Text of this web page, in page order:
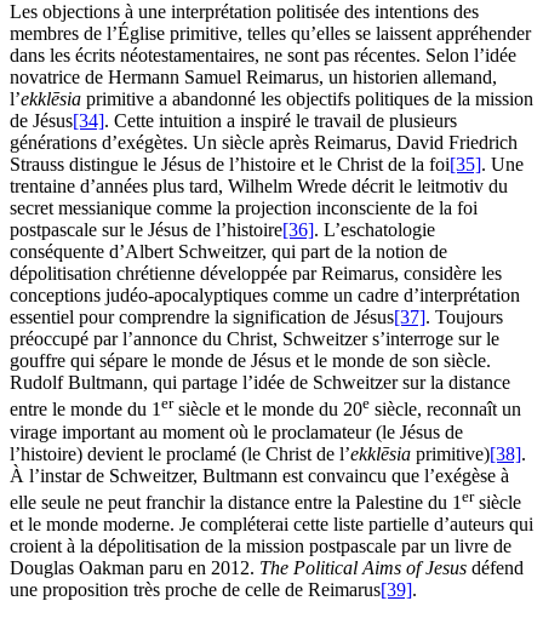
Les objections à une interprétation politisée des intentions des
membres de l’Église primitive, telles qu’elles se laissent appréhender
dans les écrits néotestamentaires, ne sont pas récentes. Selon l’idée
novatrice de Hermann Samuel Reimarus, un historien allemand,
l’ekklēsia primitive a abandonné les objectifs politiques de la mission
de Jésus[34]. Cette intuition a inspiré le travail de plusieurs
générations d’exégètes. Un siècle après Reimarus, David Friedrich
Strauss distingue le Jésus de l’histoire et le Christ de la foi[35]. Une
trentaine d’années plus tard, Wilhelm Wrede décrit le leitmotiv du
secret messianique comme la projection inconsciente de la foi
postpascale sur le Jésus de l’histoire[36]. L’eschatologie
conséquente d’Albert Schweitzer, qui part de la notion de
dépolitisation chrétienne développée par Reimarus, considère les
conceptions judéo-apocalyptiques comme un cadre d’interprétation
essentiel pour comprendre la signification de Jésus[37]. Toujours
préoccupé par l’annonce du Christ, Schweitzer s’interroge sur le
gouffre qui sépare le monde de Jésus et le monde de son siècle.
Rudolf Bultmann, qui partage l’idée de Schweitzer sur la distance
entre le monde du 1ersiècle et le monde du 20e siècle, reconnaît un
virage important au moment où le proclamateur (le Jésus de
l’histoire) devient le proclamé (le Christ de l’ekklēsia primitive)[38].
À l’instar de Schweitzer, Bultmann est convaincu que l’exégèse à
elle seule ne peut franchir la distance entre la Palestine du 1 ersiècle
et le monde moderne. Je compléterai cette liste partielle d’auteurs qui
croient à la dépolitisation de la mission postpascale par un livre de
Douglas Oakman paru en 2012. The Political Aims of Jesus défend
une proposition très proche de celle de Reimarus[39].